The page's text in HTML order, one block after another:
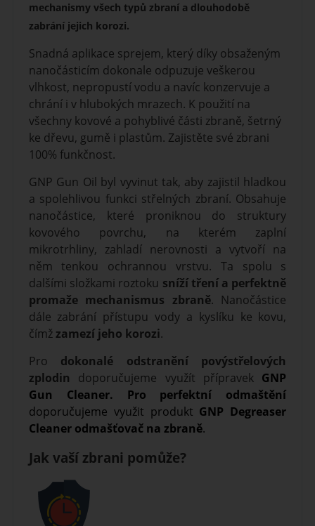
mechanismy všech typů zbraní a dlouhodobě
zabrání jejich korozi.
Snadná aplikace sprejem, který díky obsaženým
nanočásticím dokonale odpuzuje veškerou
vlhkost, nepropustí vodu a navíc konzervuje a
chrání i v hlubokých mrazech. K použití na
všechny kovové a pohyblivé části zbraně, šetrný
ke dřevu, gumě i plastům. Zajistěte své zbrani
100% funkčnost.
GNP Gun Oil byl vyvinut tak, aby zajistil hladkou
a spolehlivou funkci střelných zbraní. Obsahuje
nanočástice, které proniknou do struktury
kovového povrchu, na kterém zaplní
mikrotrhliny, zahladí nerovnosti a vytvoří na
něm tenkou ochrannou vrstvu. Ta spolu s
dalšími složkami roztoku sníží tření a perfektně
promaže mechanismus zbraně. Nanočástice
dále zabrání přístupu vody a kyslíku ke kovu,
čímž zamezí jeho korozi.
Pro dokonalé odstranění povýstřelových
zplodin doporučujeme využít přípravek GNP
Gun Cleaner. Pro perfektní odmaštění
doporučujeme využit produkt GNP Degreaser
Cleaner odmašťovač na zbraně.
Jak vaší zbrani pomůže?